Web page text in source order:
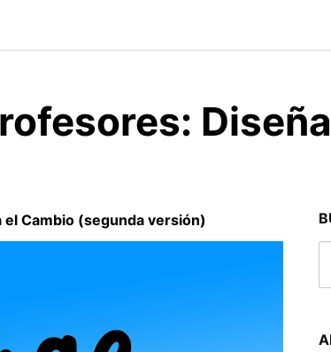
Cambio (segunda versión)